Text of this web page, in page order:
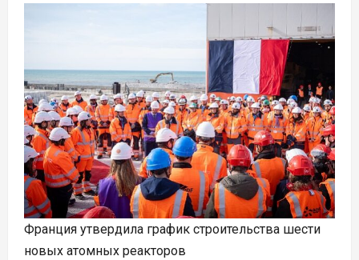
Франция утвердила график строительства шести
новых атомных реакторов